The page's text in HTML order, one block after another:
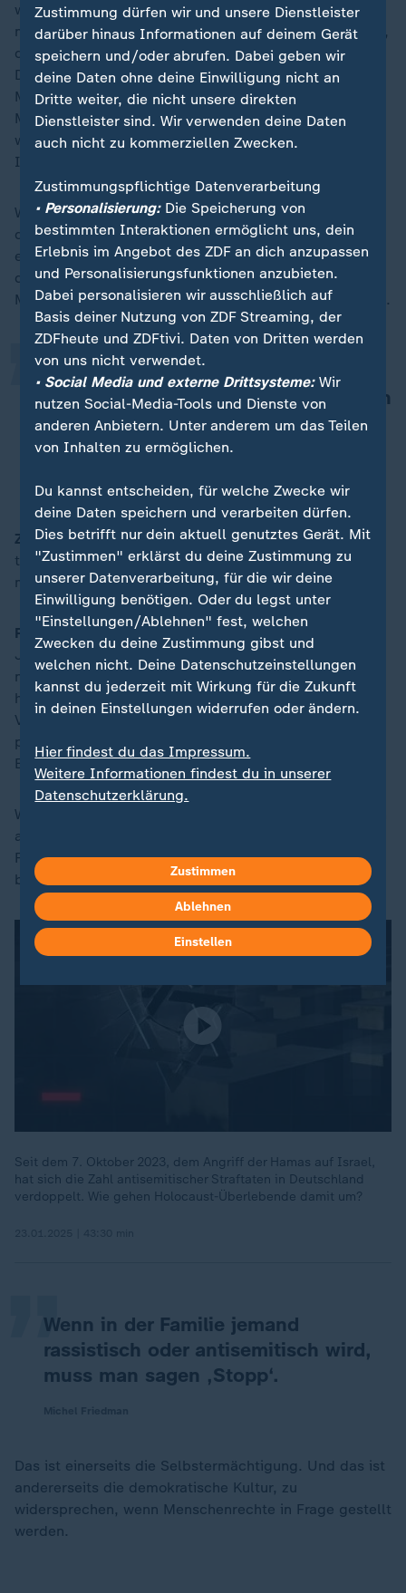
war nicht außerhalb der Menschheit, sondern
mittendrin. Der Hass ist eine menschliche Gefühlslage,
die bis heute und immer weiter in uns stecken wird.
Deshalb die Menschenrechte als Idee, dass der
Mensch keinen Menschen mehr bewerten kann, ob er
Mensch ist. Diese Idee ist so jung, so wunderbar. Sie
wird aber immer wieder bedroht durch Ideologien und
Ideologen.
Wir sehen, wie Populisten, wieRechtsextremisten
demokratie- und menschenhassende Gruppen immer
erfolgreicher werden, auch an der Macht. Sich
dagegen zu wehren, tut man nicht, weil man sich der
Minderheiten wegen engagiert, sondern für sich selbst.
Wenn erstmal Menschen wieder
entscheiden dürfen, wer Mensch sein
darf oder nicht, wird es irgendwann
alle treffen.
„
Michel Friedman
ZDFheute:Was können Recht, Politik und Gesellschaft
tun, um sich den "demokratie- und
menschenhassenden Gruppen" entgegen zu stellen?
Friedman:
Machen wir uns doch bitte nichts vor.
Jüdisches Leben ist so schlecht wie seit Jahrzehnten
nicht mehr. Es gibt Entwicklungen, die dazu geführt
haben. Es ist ja nicht aus dem Nichts gekommen. Die
Verantwortung ist eine gesellschaftliche, sie ist eine
politische, sie ist eine Verantwortung der Medien, der
Eliten, sie ist die Verantwortung eines jeden Einzelnen.
Wenn im Verein jemand beleidigt wird, dann muss man
aufstehen und sagen 'Stopp'. Wenn auf einem
Fußballplatz schwarze Fußballspieler mit Bananen
beschmissen werden, dann muss man sagen 'Stopp'.
Seit dem 7. Oktober 2023, dem Angriff der Hamas auf Israel,
hat sich die Zahl antisemitischer Straftaten in Deutschland
verdoppelt. Wie gehen Holocaust-Überlebende damit um?
Wenn in der Familie jemand
rassistisch oder antisemitisch wird,
muss man sagen ‚Stopp‘.
Das ist einerseits die Selbstermächtigung. Und das ist
andererseits die demokratische Kultur, zu
widersprechen, wenn Menschenrechte in Frage gestellt
werden.
Zustimmung dürfen wir und unsere Dienstleister
darüber hinaus Informationen auf deinem Gerät
speichern und/oder abrufen. Dabei geben wir
deine Daten ohne deine Einwilligung nicht an
Dritte weiter, die nicht unsere direkten
Dienstleister sind. Wir verwenden deine Daten
auch nicht zu kommerziellen Zwecken.
Zustimmungspflichtige Datenverarbeitung
• Personalisierung:Die Speicherung von
bestimmten Interaktionen ermöglicht uns, dein
Erlebnis im Angebot des ZDF an dich anzupassen
und Personalisierungsfunktionen anzubieten.
Dabei personalisieren wir ausschließlich auf
Basis deiner Nutzung von ZDF Streaming, der
ZDFheute und ZDFtivi. Daten von Dritten werden
von uns nicht verwendet.
• Social Media und externe Drittsysteme:Wir
nutzen Social-Media-Tools und Dienste von
anderen Anbietern. Unter anderem um das Teilen
von Inhalten zu ermöglichen.
Du kannst entscheiden, für welche Zwecke wir
deine Daten speichern und verarbeiten dürfen.
Dies betrifft nur dein aktuell genutztes Gerät. Mit
"Zustimmen" erklärst du deine Zustimmung zu
unserer Datenverarbeitung, für die wir deine
Einwilligung benötigen. Oder du legst unter
"Einstellungen/Ablehnen" fest, welchen
Zwecken du deine Zustimmung gibst und
welchen nicht. Deine Datenschutzeinstellungen
kannst du jederzeit mit Wirkung für die Zukunft
in deinen Einstellungen widerrufen oder ändern.
Hier findest du das Impressum.
Weitere Informationen findest du in unserer
Datenschutzerklärung.
Zustimmen
Ablehnen
Einstellen